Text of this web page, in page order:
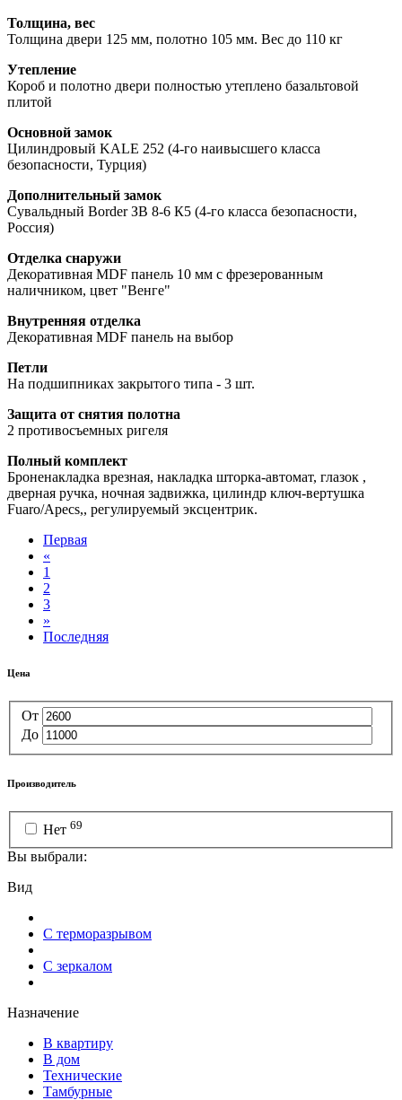
Толщина, вес
Толщина двери 125 мм, полотно 105 мм. Вес до 110 кг
Утепление
Короб и полотно двери полностью утеплено базальтовой
плитой
Основной замок
Цилиндровый KALE 252 (4-го наивысшего класса
безопасности, Турция)
Дополнительный замок
Сувальдный Border ЗВ 8-6 К5 (4-го класса безопасности,
Россия)
Отделка снаружи
Декоративная MDF панель 10 мм с фрезерованным
наличником, цвет "Венге"
Внутренняя отделка
Декоративная MDF панель на выбор
Петли
На подшипниках закрытого типа - 3 шт.
Защита от снятия полотна
2 противосъемных ригеля
Полный комплект
Броненакладка врезная, накладка шторка-автомат, глазок ,
дверная ручка, ночная задвижка, цилиндр ключ-вертушка
Fuaro/Apecs,, регулируемый эксцентрик.
Первая
«
1
2
3
»
Последняя
Цена
От
До
Производитель
Нет 69
Вы выбрали:
Вид
С терморазрывом
С зеркалом
Назначение
В квартиру
В дом
Технические
Тамбурные